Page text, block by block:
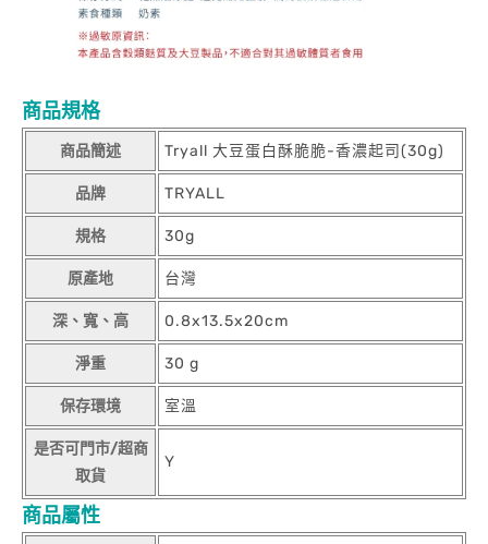
商品規格
商品簡述 Tryall 大豆蛋白酥脆脆-香濃起司(30g)
品牌 TRYALL
規格 30g
原產地 台灣
深、寬、高 0.8x13.5x20cm
淨重 30 g
保存環境 室溫
是否可門市/超商
取貨
Y
商品屬性